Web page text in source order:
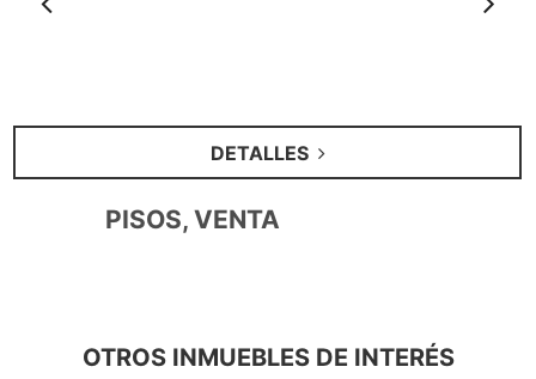
DETALLES
PISOS, VENTA
OTROS INMUEBLES DE INTERÉS